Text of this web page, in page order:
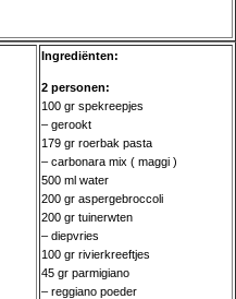
Ingrediënten:
2 personen:
100 gr spekreepjes
– gerookt
179 gr roerbak pasta
– carbonara mix ( maggi )
500 ml water
200 gr aspergebroccoli
200 gr tuinerwten
– diepvries
100 gr rivierkreeftjes
45 gr parmigiano
– reggiano poeder